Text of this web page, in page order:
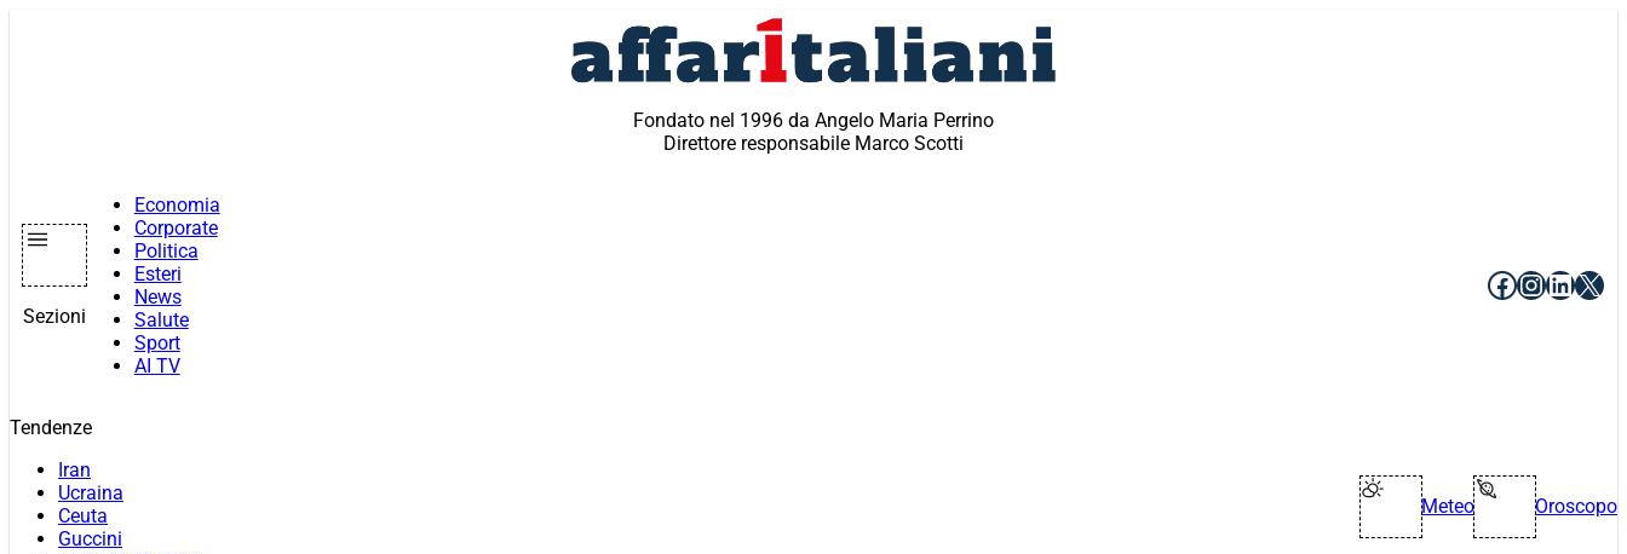
Fondato nel 1996 da Angelo Maria Perrino
Direttore responsabile Marco Scotti
Sezioni
Economia
Corporate
Politica
Esteri
News
Salute
Sport
AI TV
Facebook
X
Tendenze
Iran
Ucraina
Ceuta
Guccini
Meteo Oroscopo